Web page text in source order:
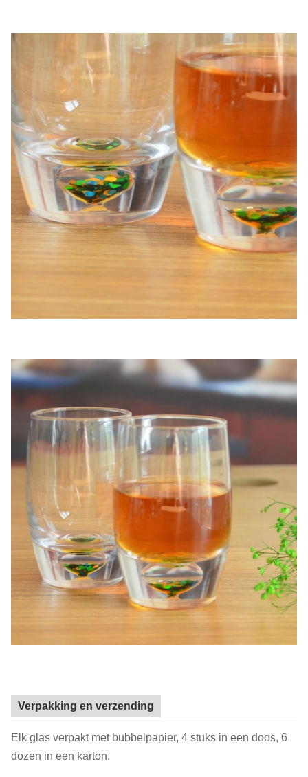
Verpakking en verzending
Elk glas verpakt met bubbelpapier, 4 stuks in een doos, 6
dozen in een karton.